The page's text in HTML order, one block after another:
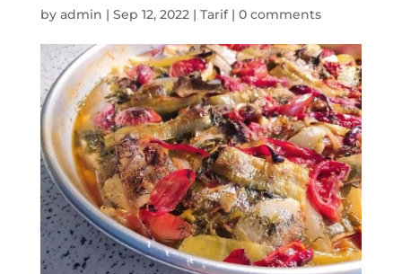
by admin | Sep 12, 2022| Tarif| 0 comments